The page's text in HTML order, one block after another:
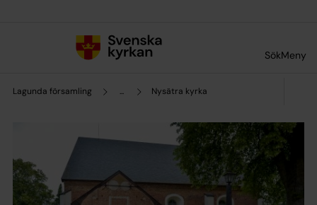
SökMeny
Lagunda församling ... Nysätra kyrka